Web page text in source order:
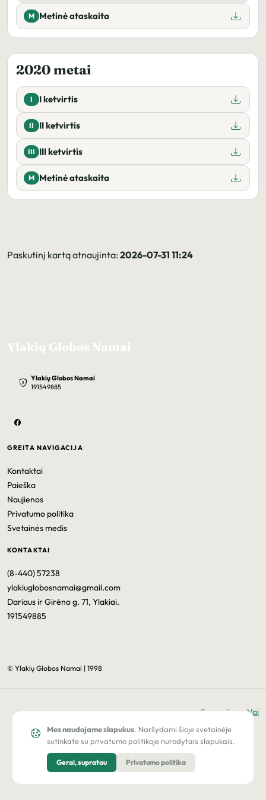
Mes naudojame slapukus. Naršydami šioje svetainėje
sutinkate su privatumo politikoje nurodytais slapukais.
Gerai, supratau Privatumo politika
M Metinė ataskaita
2020 metai
I I ketvirtis
II II ketvirtis
III III ketvirtis
M Metinė ataskaita
Paskutinį kartą atnaujinta: 2026-07-31 11:24
Ylakių Globos Namai
Ylakių Globos Namai
191549885
GREITA NAVIGACIJA
Kontaktai
Paieška
Naujienos
Privatumo politika
Svetainės medis
KONTAKTAI
(8-440) 57238
ylakiuglobosnamai@gmail.com
Dariaus ir Girėno g. 71, Ylakiai.
191549885
© Ylakių Globos Namai | 1998
SprendimasVai